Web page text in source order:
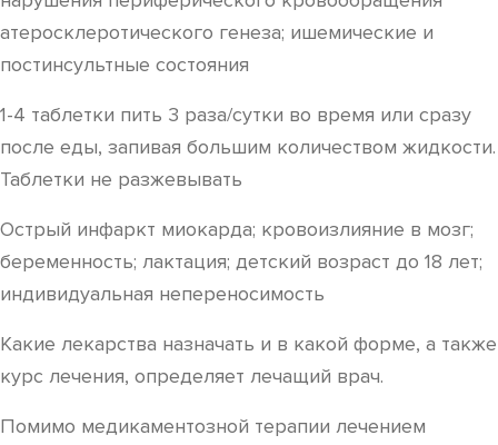
атеросклеротического генеза; ишемические и
постинсультные состояния
1-4 таблетки пить 3 раза/сутки во время или сразу
после еды, запивая большим количеством жидкости.
Таблетки не разжевывать
Острый инфаркт миокарда; кровоизлияние в мозг;
беременность; лактация; детский возраст до 18 лет;
индивидуальная непереносимость
Какие лекарства назначать и в какой форме, а также
курс лечения, определяет лечащий врач.
Помимо медикаментозной терапии лечением